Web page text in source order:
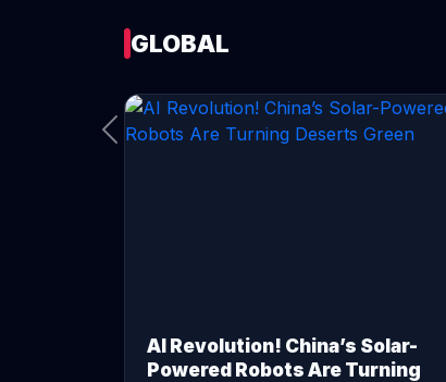
GLOBAL
AI Revolution! China’s Solar-
Powered Robots Are Turning